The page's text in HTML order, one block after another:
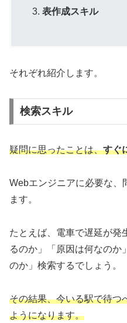
表作成スキル
それぞれ紹介します。
検索スキル
疑問に思ったことは、すぐ
Webエンジニアに必要な、
ます。
たとえば、電車で遅延が発
るのか」「原因は何なのか
のか」検索するでしょう。
その結果、今いる駅で待つ
ようになります。